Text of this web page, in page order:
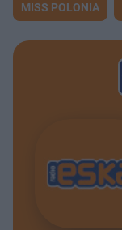
MISS POLONIA